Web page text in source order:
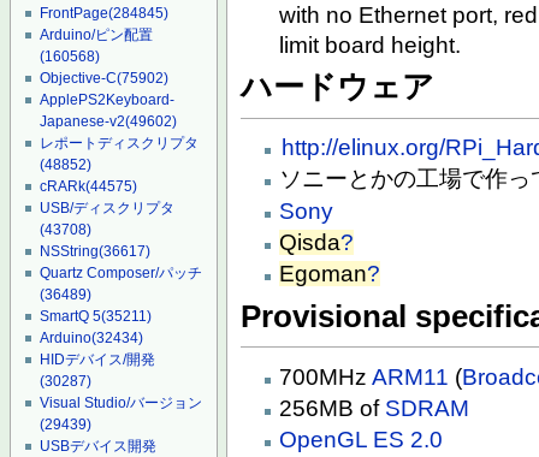
FrontPage(284845)
Arduino/ピン配置
(160568)
Objective-C(75902)
ApplePS2Keyboard-
Japanese-v2(49602)
レポートディスクリプタ
(48852)
cRARk(44575)
USB/ディスクリプタ
(43708)
NSString(36617)
Quartz Composer/パッチ
(36489)
SmartQ 5(35211)
Arduino(32434)
HIDデバイス/開発
(30287)
Visual Studio/バージョン
(29439)
USBデバイス開発
with no Ethernet port,
limit board height.
ハードウェア
http://elinux.org/
ソニーとかの工場で作っ
Sony
Qisda?
Egoman?
Provisional
700MHzARM11 (
256MB of SDRAM
OpenGL ES 2.0